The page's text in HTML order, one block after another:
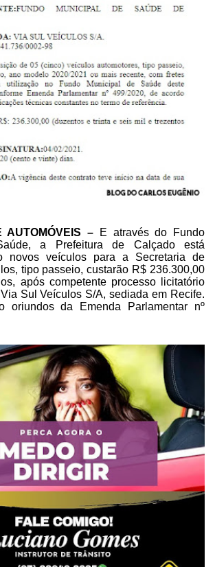
AUTOMÓVEIS – E através do Fundo
a Prefeitura de Calçado está
novos veículos para a Secretaria de
tipo passeio, custarão R$ 236.300,00
após competente processo licitatório
Sul Veículos S/A, sediada em Recife.
oriundos da Emenda Parlamentar nº